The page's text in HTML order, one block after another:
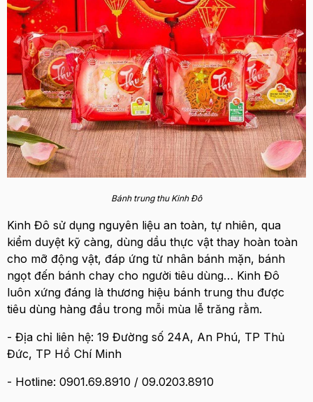
Bánh trung thu Kinh Đô
Kinh Đô sử dụng nguyên liệu an toàn, tự nhiên, qua
kiểm duyệt kỹ càng, dùng dầu thực vật thay hoàn toàn
cho mỡ động vật, đáp ứng từ nhân bánh mặn, bánh
ngọt đến bánh chay cho người tiêu dùng… Kinh Đô
luôn xứng đáng là thương hiệu bánh trung thu được
tiêu dùng hàng đầu trong mỗi mùa lễ trăng rằm.
- Địa chỉ liên hệ: 19 Đường số 24A, An Phú, TP Thủ
Đức, TP Hồ Chí Minh
- Hotline: 0901.69.8910 / 09.0203.8910